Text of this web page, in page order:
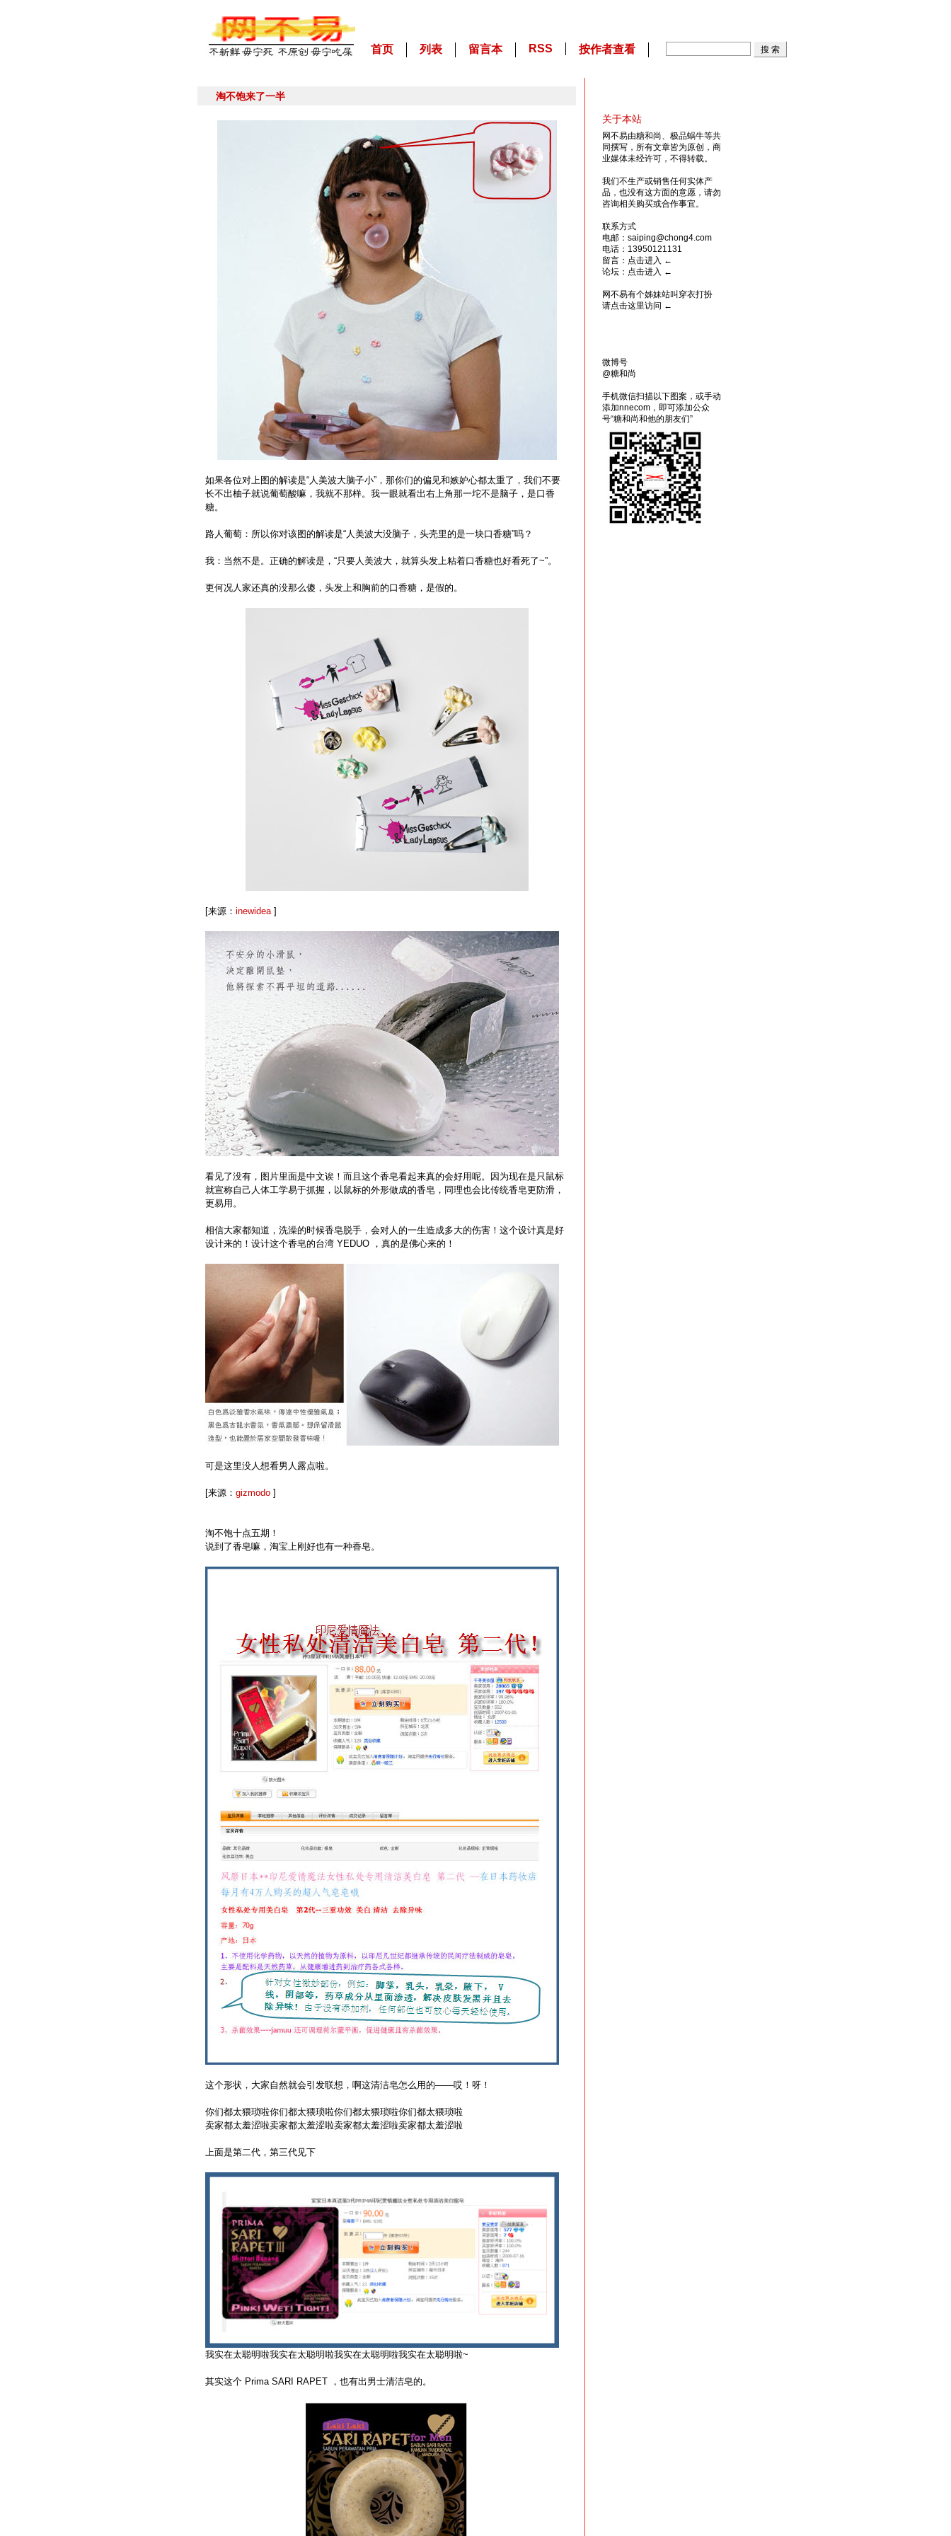
首页 列表 留言本 RSS 按作者查看
淘不饱来了一半
如果各位对上图的解读是“人美波大脑子小”，那你们的偏见和嫉妒心都太重了，我们不要
长不出柚子就说葡萄酸嘛，我就不那样。我一眼就看出右上角那一坨不是脑子，是口香
糖。
路人葡萄：所以你对该图的解读是“人美波大没脑子，头壳里的是一块口香糖”吗？
我：当然不是。正确的解读是，“只要人美波大，就算头发上粘着口香糖也好看死了~”。
更何况人家还真的没那么傻，头发上和胸前的口香糖，是假的。
[来源： inewidea]
看见了没有，图片里面是中文诶！而且这个香皂看起来真的会好用呢。因为现在是只鼠标
就宣称自己人体工学易于抓握，以鼠标的外形做成的香皂，同理也会比传统香皂更防滑，
更易用。
相信大家都知道，洗澡的时候香皂脱手，会对人的一生造成多大的伤害！这个设计真是好
设计来的！设计这个香皂的台湾 YEDUO ，真的是佛心来的！
可是这里没人想看男人露点啦。
[来源： gizmodo]
淘不饱十点五期！
说到了香皂嘛，淘宝上刚好也有一种香皂。
这个形状，大家自然就会引发联想，啊这清洁皂怎么用的——哎！呀！
你们都太猥琐啦你们都太猥琐啦你们都太猥琐啦你们都太猥琐啦
卖家都太羞涩啦卖家都太羞涩啦卖家都太羞涩啦卖家都太羞涩啦
上面是第二代，第三代见下
我实在太聪明啦我实在太聪明啦我实在太聪明啦我实在太聪明啦~
其实这个 Prima SARI RAPET ，也有出男士清洁皂的。
关于本站
网不易由糖和尚、极品蜗牛等共
同撰写，所有文章皆为原创，商
业媒体未经许可，不得转载。
我们不生产或销售任何实体产
品，也没有这方面的意愿，请勿
咨询相关购买或合作事宜。
联系方式
电邮：saiping@chong4.com
电话：13950121131
留言： 点击进入 ←
论坛： 点击进入 ←
网不易有个姊妹站叫穿衣打扮
请点击这里访问 ←
微博号
@糖和尚
手机微信扫描以下图案，或手动
添加nnecom，即可添加公众
号“糖和尚和他的朋友们”